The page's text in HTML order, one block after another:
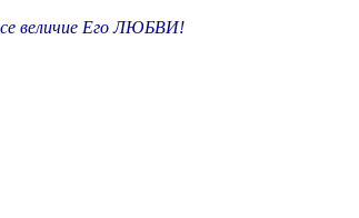
величие Его ЛЮБВИ!